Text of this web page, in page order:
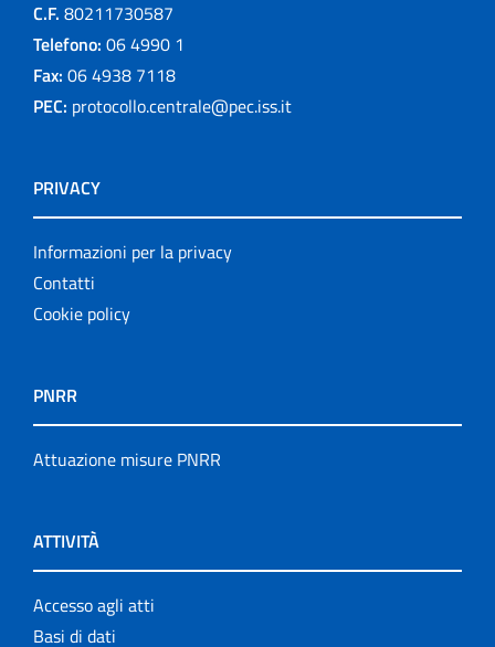
C.F. 80211730587
Telefono: 06 4990 1
Fax: 06 4938 7118
PEC: protocollo.centrale@pec.iss.it
PRIVACY
Informazioni per la privacy
Contatti
Cookie policy
PNRR
Attuazione misure PNRR
ATTIVITÀ
Accesso agli atti
Basi di dati